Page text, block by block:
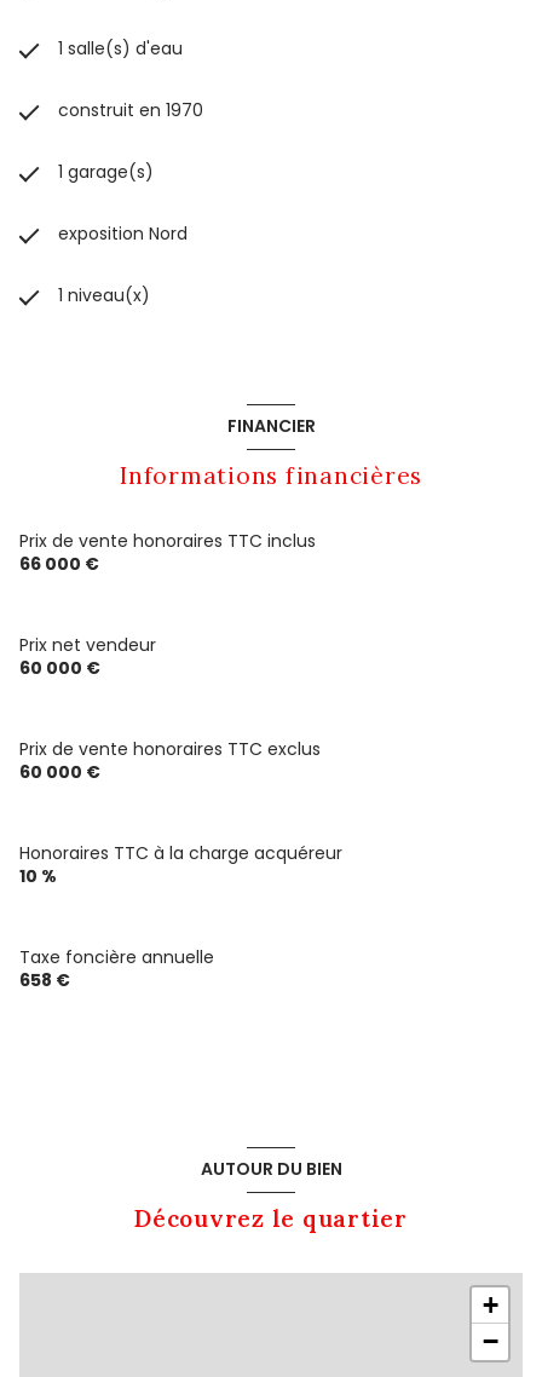
1 salle(s) d'eau
construit en 1970
1 garage(s)
exposition Nord
1 niveau(x)
FINANCIER
Informations financières
Prix de vente honoraires TTC inclus
66 000 €
Prix net vendeur
60 000 €
Prix de vente honoraires TTC exclus
60 000 €
Honoraires TTC à la charge acquéreur
10 %
Taxe foncière annuelle
658 €
AUTOUR DU BIEN
Découvrez le quartier
+
−